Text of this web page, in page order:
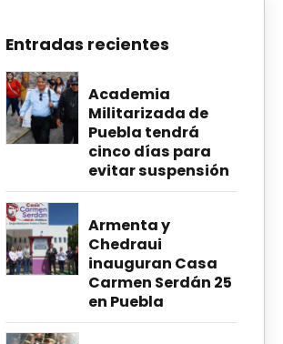
Entradas recientes
Academia
Militarizada de
Puebla tendrá
cinco días para
evitar suspensión
Armenta y
Chedraui
inauguran Casa
Carmen Serdán 25
en Puebla